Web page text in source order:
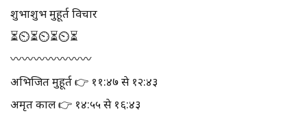
शुभाशुभ मुहूर्त विचार
⏳⏲⏳⏲⏳⏲⏳
〰️〰️〰️〰️〰️〰️〰️
अभिजित मुहूर्त 👉 ११:४७ से १२:४३
अमृत काल 👉 १४:५५ से १६:४३